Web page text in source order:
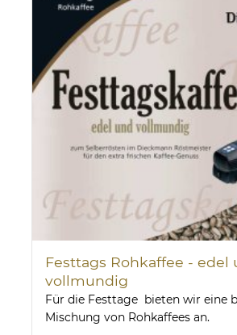
Festtags Rohkaffee - edel
vollmundig
Für die Festtage bieten wir eine
Mischung von Rohkaffees an.